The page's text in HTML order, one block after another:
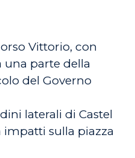
Vittorio, con
parte della
del Governo
laterali di Castel
impatti sulla piazza